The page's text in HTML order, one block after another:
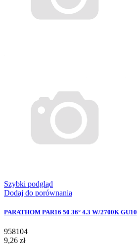
Szybki podgląd
Dodaj do porównania
PARATHOM PAR16 50 36° 4.3 W/2700K GU10
958104
9,26 zł